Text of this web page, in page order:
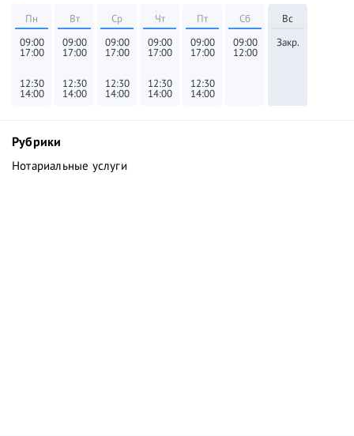
Пн
09:00
17:00
12:30
14:00
Вт
09:00
17:00
12:30
14:00
Ср
09:00
17:00
12:30
14:00
Чт
09:00
17:00
12:30
14:00
Пт
09:00
17:00
12:30
14:00
Сб
09:00
12:00
Вс
Закр.
Рубрики
Нотариальные услуги